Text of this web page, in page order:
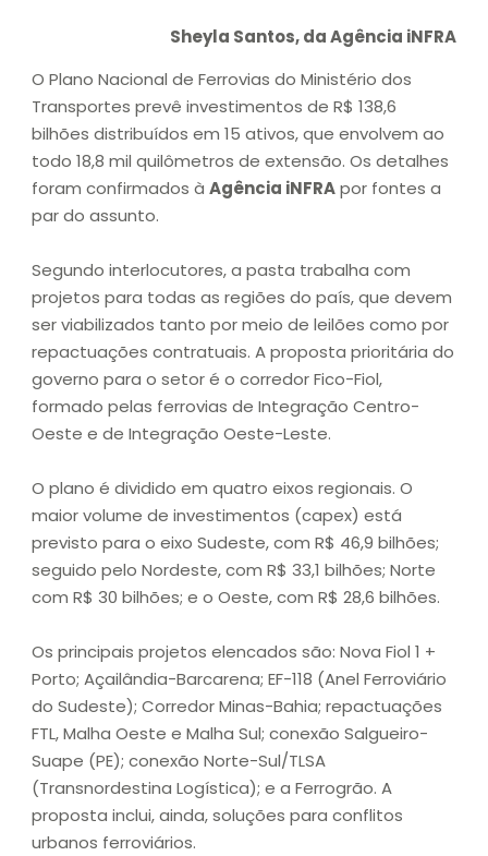
Sheyla Santos, da Agência iNFRA
O Plano Nacional de Ferrovias do Ministério dos
Transportes prevê investimentos de R$ 138,6
bilhões distribuídos em 15 ativos, que envolvem ao
todo 18,8 mil quilômetros de extensão. Os detalhes
foram confirmados à Agência iNFRApor fontes a
par do assunto.
Segundo interlocutores, a pasta trabalha com
projetos para todas as regiões do país, que devem
ser viabilizados tanto por meio de leilões como por
repactuações contratuais. A proposta prioritária do
governo para o setor é o corredor Fico-Fiol,
formado pelas ferrovias de Integração Centro-
Oeste e de Integração Oeste-Leste.
O plano é dividido em quatro eixos regionais. O
maior volume de investimentos (capex) está
previsto para o eixo Sudeste, com R$ 46,9 bilhões;
seguido pelo Nordeste, com R$ 33,1 bilhões; Norte
com R$ 30 bilhões; e o Oeste, com R$ 28,6 bilhões.
Os principais projetos elencados são: Nova Fiol 1 +
Porto; Açailândia-Barcarena; EF-118 (Anel Ferroviário
do Sudeste); Corredor Minas-Bahia; repactuações
FTL, Malha Oeste e Malha Sul; conexão Salgueiro-
Suape (PE); conexão Norte-Sul/TLSA
(Transnordestina Logística); e a Ferrogrão. A
proposta inclui, ainda, soluções para conflitos
urbanos ferroviários.